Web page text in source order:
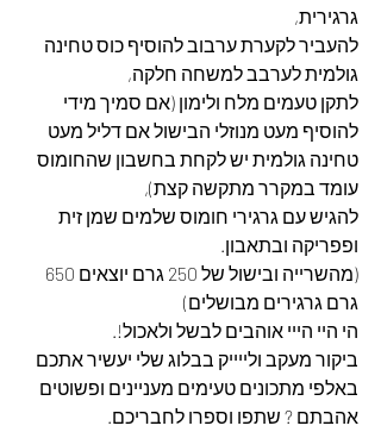
גרגירית,
להעביר לקערת ערבוב להוסיף כוס טחינה
גולמית לערבב למשחה חלקה,
לתקן טעמים מלח ולימון (אם סמיך מידי
להוסיף מעט מנוזלי הבישול אם דליל מעט
טחינה גולמית יש לקחת בחשבון שהחומוס
עומד במקרר מתקשה קצת),
להגיש עם גרגירי חומוס שלמים שמן זית
ופפריקה ובתאבון.
גרם גרגירים מבושלים)
הי היי הייי אוהבים לבשל ולאכול!.
ביקור מעקב ולייייק בבלוג שלי יעשיר אתכם
באלפי מתכונים טעימים מעניינים ופשוטים
אהבתם ? שתפו וספרו לחבריכם.